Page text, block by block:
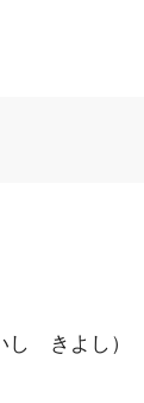
きよし）